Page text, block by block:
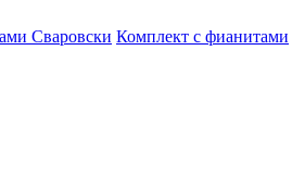
Сваровски Комплект с фианитами